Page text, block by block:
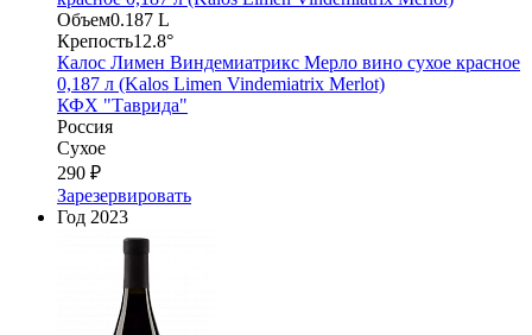
Объем0.187 L
Крепость12.8°
Калос Лимен Виндемиатрикс Мерло вино сухое красное
0,187 л (Kalos Limen Vindemiatrix Merlot)
КФХ "Таврида"
Россия
Сухое
290 ₽
Зарезервировать
Год 2023